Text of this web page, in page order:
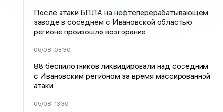
После атаки БПЛА на нефтеперерабатывающем
заводе в соседнем с Ивановской областью
регионе произошло возгорание
06/08 08:30
88 беспилотников ликвидировали над соседним
с Ивановским регионом за время массированной
атаки
05/08 13:30